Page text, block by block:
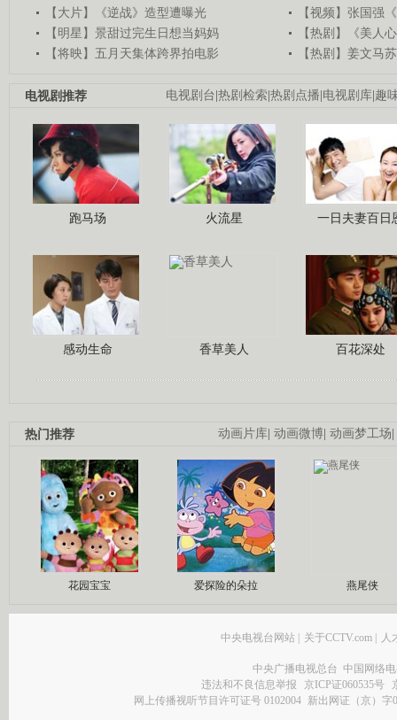
【大片】《逆战》造型遭曝光
【视频】张国强
【明星】景甜过完生日想当妈妈
【热剧】《美人
【将映】五月天集体跨界拍电影
【热剧】姜文马
电视剧台|热剧检索|热剧点播|电视剧库|趣
电视剧推荐
跑马场 火流星 一日夫妻百日
感动生命 香草美人 百花深处
动画片库| 动画微博| 动画梦工场|
热门推荐
花园宝宝 爱探险的朵拉 燕尾侠
中央电视台网站 | 关于CCTV.com | 人
中央广播电视总台 中国网络
违法和不良信息举报
京ICP证060535号
网上传播视听节目许可证号 0102004 新出网证（京）